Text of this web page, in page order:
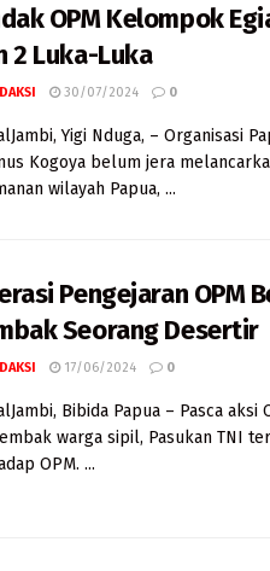
OPM Kelompok
2 Luka-Luka
30/07/2024 0
Yigi Nduga, – Organisasi
Kogoya belum jera
wilayah Papua, ...
Pengejaran OPM
Seorang Desertir
17/06/2024 0
Bibida Papua – Pasca aksi
warga sipil, Pasukan TNI
OPM. ...